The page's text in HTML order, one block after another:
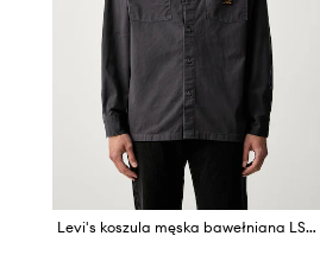
Levi's koszula męska bawełniana LS WORKER - WW x WORKWEAR